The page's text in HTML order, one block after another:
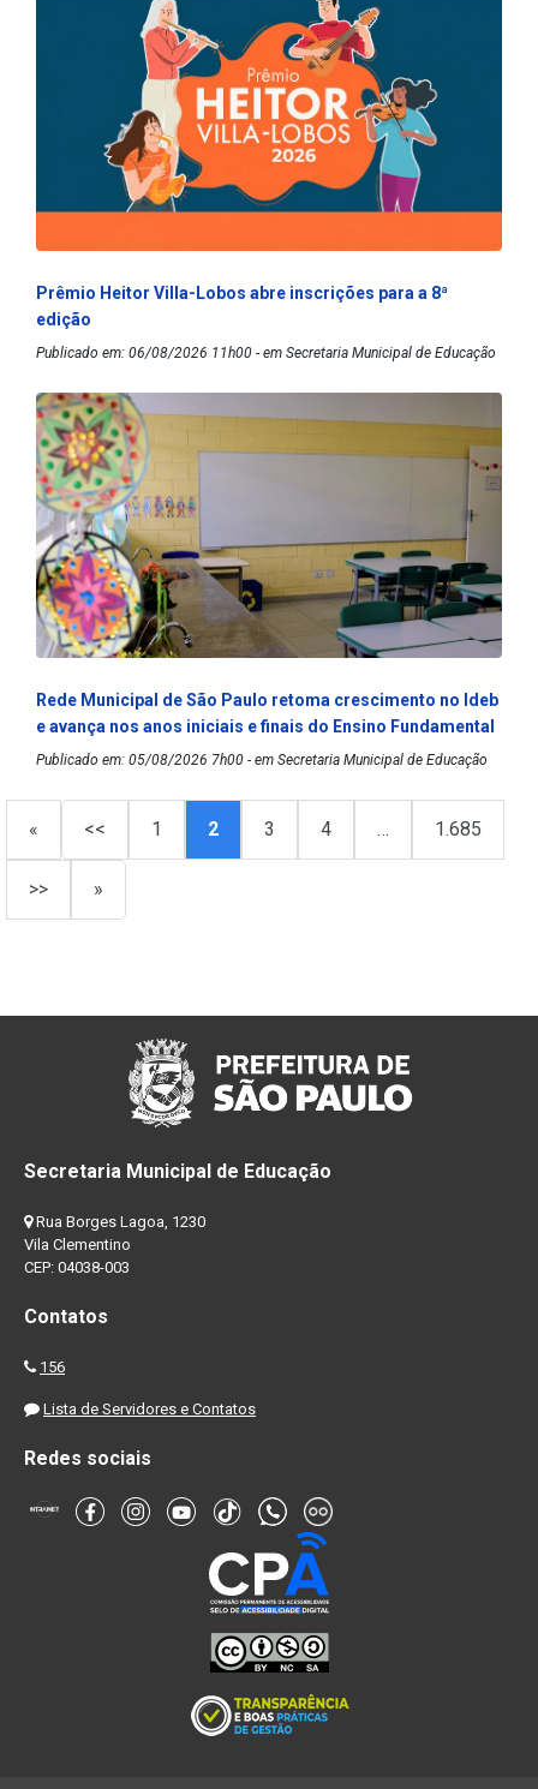
Prêmio Heitor Villa-Lobos abre inscrições para a 8ª
edição
Publicado em: 06/08/2026 11h00 - em Secretaria Municipal de Educação
Rede Municipal de São Paulo retoma crescimento no Ideb
e avança nos anos iniciais e finais do Ensino Fundamental
Publicado em: 05/08/2026 7h00 - em Secretaria Municipal de Educação
« << 1 2 3 4 … 1.685
>> »
Secretaria Municipal de Educação
Rua Borges Lagoa, 1230
Vila Clementino
CEP: 04038-003
Contatos
156
Lista de Servidores e Contatos
Redes sociais